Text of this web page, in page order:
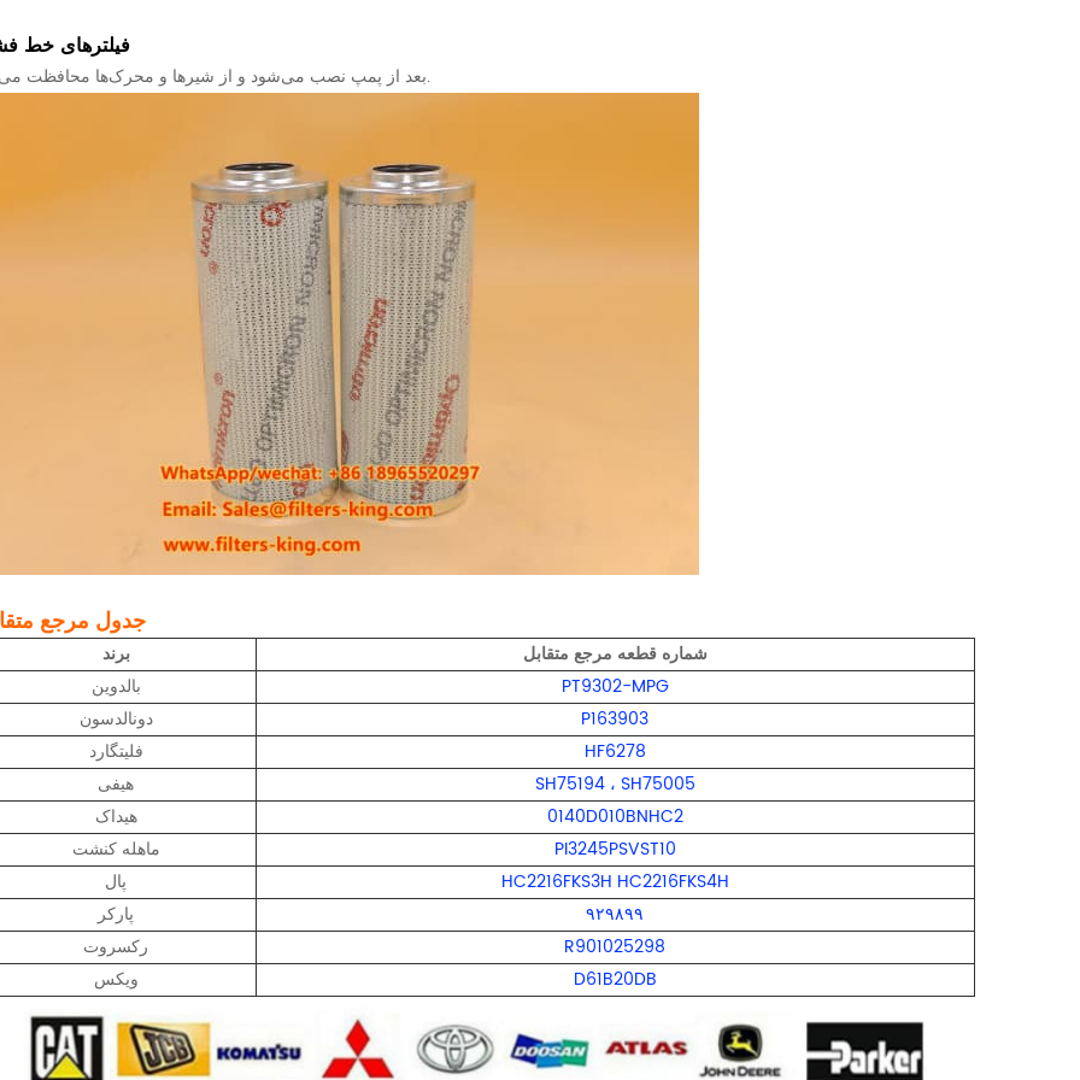
فیلترهای خط
بعد از پمپ نصب می‌شود و از شیرها و محرک‌ها محافظت می‌کند.
جدول مرجع
برند
شماره قطعه مرجع متقابل
بالدوین
PT9302-MPG
دونالدسون
P163903
فلیتگارد
HF6278
هیفی
SH75194 ، SH75005
هیداک
0140D010BNHC2
ماهله کنشت
PI3245PSVST10
پال
HC2216FKS3H HC2216FKS4H
پارکر
۹۲۹۸۹۹
رکسروت
R901025298
ویکس
D61B20DB